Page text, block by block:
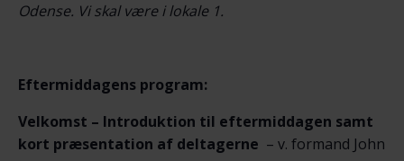
Odense. Vi skal være i lokale 1.
Eftermiddagens program:
Velkomst – Introduktion til eftermiddagen samt
kort præsentation af deltagerne – v. formand John